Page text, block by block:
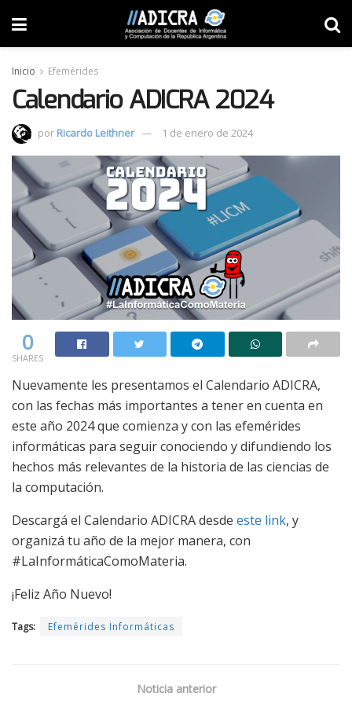
Inicio Efemérides
Calendario ADICRA 2024
por Ricardo Leithner 1 de enero de 2024
0
SHARES
Nuevamente les presentamos el Calendario ADICRA,
con las fechas más importantes a tener en cuenta en
este año 2024 que comienza y con las efemérides
informáticas para seguir conociendo y difundiendo los
hechos más relevantes de la historia de las ciencias de
la computación.
Descargá el Calendario ADICRA desde este link, y
organizá tu año de la mejor manera, con
#LaInformáticaComoMateria.
¡Feliz Año Nuevo!
Tags: Efemérides Informáticas
Noticia anterior